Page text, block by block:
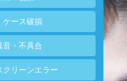
ケース破損
音・不具合
クリーンエラー